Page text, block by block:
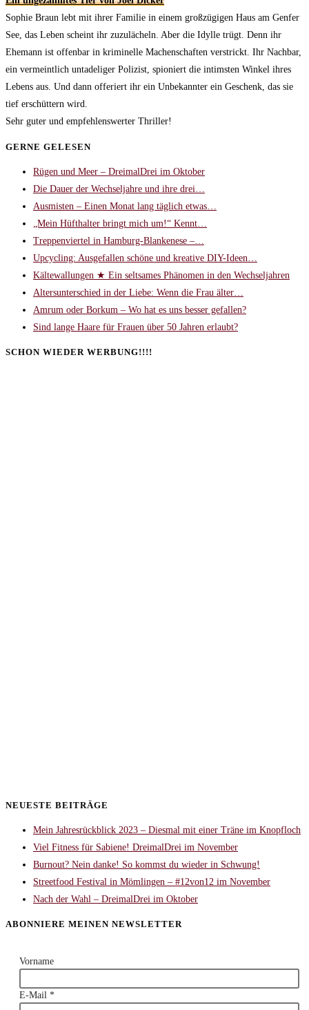
Sophie Braun lebt mit ihrer Familie in einem großzügigen Haus am Genfer
See, das Leben scheint ihr zuzulächeln. Aber die Idylle trügt. Denn ihr
Ehemann ist offenbar in kriminelle Machenschaften verstrickt. Ihr Nachbar,
ein vermeintlich untadeliger Polizist, spioniert die intimsten Winkel ihres
Lebens aus. Und dann offeriert ihr ein Unbekannter ein Geschenk, das sie
tief erschüttern wird.
Sehr guter und empfehlenswerter Thriller!
GERNE GELESEN
Rügen und Meer – DreimalDrei im Oktober
Die Dauer der Wechseljahre und ihre drei…
Ausmisten – Einen Monat lang täglich etwas…
„Mein Hüfthalter bringt mich um!“ Kennt…
Treppenviertel in Hamburg-Blankenese –…
Upcycling: Ausgefallen schöne und kreative DIY-Ideen…
Kältewallungen ★ Ein seltsames Phänomen in den Wechseljahren
Altersunterschied in der Liebe: Wenn die Frau älter…
Amrum oder Borkum – Wo hat es uns besser gefallen?
Sind lange Haare für Frauen über 50 Jahren erlaubt?
SCHON WIEDER WERBUNG!!!!
NEUESTE BEITRÄGE
Mein Jahresrückblick 2023 – Diesmal mit einer Träne im Knopfloch
Viel Fitness für Sabiene! DreimalDrei im November
Burnout? Nein danke! So kommst du wieder in Schwung!
Streetfood Festival in Mömlingen – #12von12 im November
Nach der Wahl – DreimalDrei im Oktober
ABONNIERE MEINEN NEWSLETTER
Vorname
E-Mail *